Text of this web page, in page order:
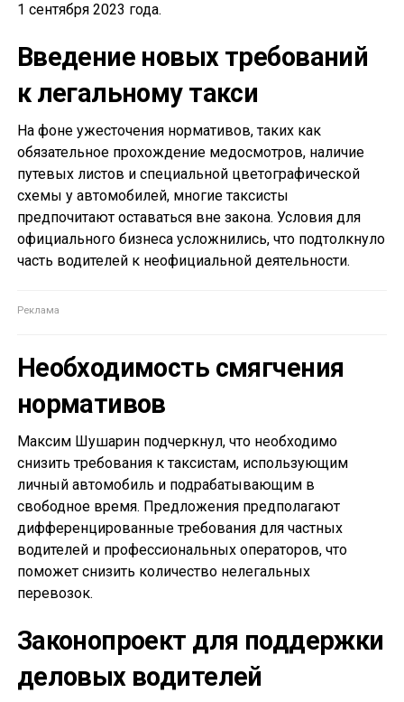
1 сентября 2023 года.
Введение новых требований
к легальному такси
На фоне ужесточения нормативов, таких как
обязательное прохождение медосмотров, наличие
путевых листов и специальной цветографической
схемы у автомобилей, многие таксисты
предпочитают оставаться вне закона. Условия для
официального бизнеса усложнились, что подтолкнуло
часть водителей к неофициальной деятельности.
Необходимость смягчения
нормативов
Максим Шушарин подчеркнул, что необходимо
снизить требования к таксистам, использующим
личный автомобиль и подрабатывающим в
свободное время. Предложения предполагают
дифференцированные требования для частных
водителей и профессиональных операторов, что
поможет снизить количество нелегальных
перевозок.
Законопроект для поддержки
деловых водителей